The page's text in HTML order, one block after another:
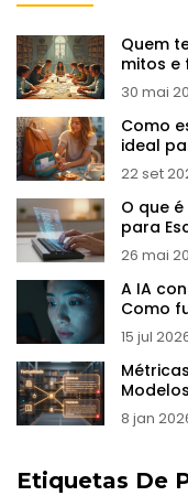
Quem
mitos e
30 mai
Como
ideal
22 set
O que
para
26 mai
A IA
Como
15 jul
8 jan
Etiquetas De